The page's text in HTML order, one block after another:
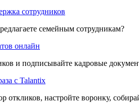
сотрудников
семейным сотрудникам?
онлайн
и подписывайте кадровые
с Talantix
откликов, настройте воронку,